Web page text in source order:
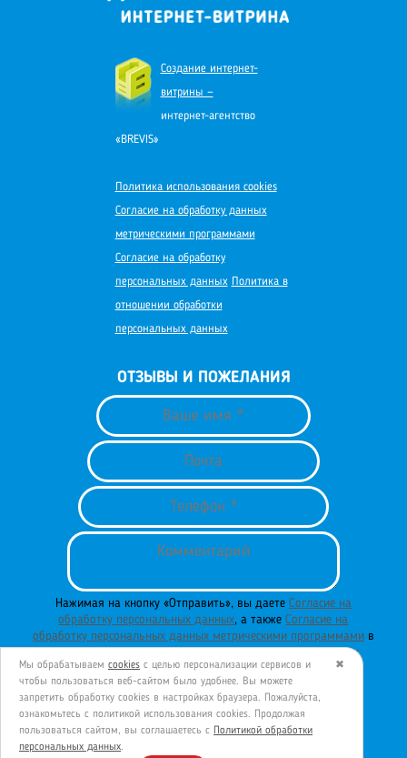
Создание интернет-
витрины —
интернет-агентство
«BREVIS»
Политика использования cookies
Согласие на обработку данных
метрическими программами
Согласие на обработку
персональных данных Политика в
отношении обработки
персональных данных
ОТЗЫВЫ И ПОЖЕЛАНИЯ
Нажимая на кнопку «Отправить», вы даете Согласие на
обработку персональных данных, а такжеСогласие на
обработку персональных данных метрическими программамив
порядке и на условияхПолитики обработки персональных
данных.
ОТПРАВИТЬ
✖
Мы обрабатываем cookies с целью персонализации сервисов и
чтобы пользоваться веб-сайтом было удобнее. Вы можете
запретить обработку сookies в настройках браузера. Пожалуйста,
ознакомьтесь с политикой использования cookies. Продолжая
пользоваться сайтом, вы соглашаетесь с Политикой обработки
персональных данных.